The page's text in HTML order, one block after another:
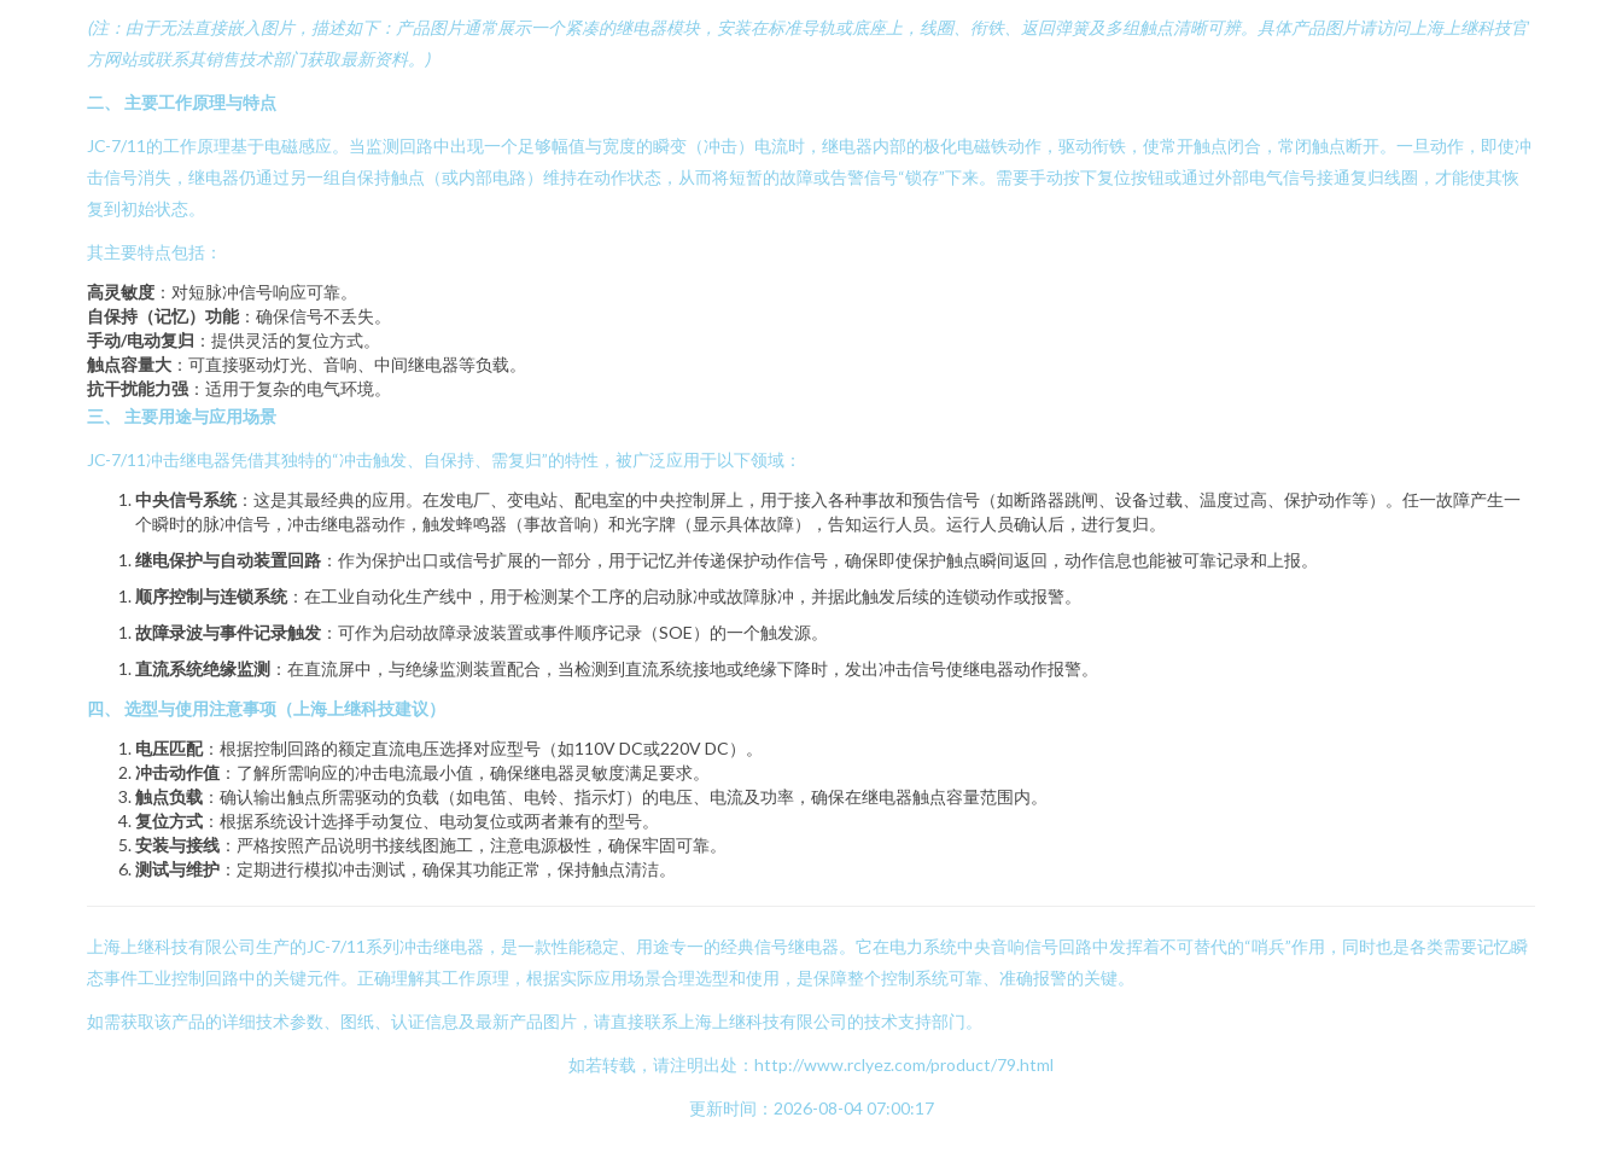
(注：由于无法直接嵌入图片，描述如下：产品图片通常展示一个紧凑的继电器模块，安装在标准导轨或底座上，线圈、衔铁、返回弹簧及多组触点清晰可辨。具体产品图片请访问上海上继科技官
方网站或联系其销售技术部门获取最新资料。)
二、 主要工作原理与特点
JC-7/11的工作原理基于电磁感应。当监测回路中出现一个足够幅值与宽度的瞬变（冲击）电流时，继电器内部的极化电磁铁动作，驱动衔铁，使常开触点闭合，常闭触点断开。一旦动作，即使冲
击信号消失，继电器仍通过另一组自保持触点（或内部电路）维持在动作状态，从而将短暂的故障或告警信号“锁存”下来。需要手动按下复位按钮或通过外部电气信号接通复归线圈，才能使其恢
复到初始状态。
其主要特点包括：
高灵敏度 ：对短脉冲信号响应可靠。
自保持（记忆）功能：确保信号不丢失。
手动/电动复归 ：提供灵活的复位方式。
触点容量大 ：可直接驱动灯光、音响、中间继电器等负载。
抗干扰能力强 ：适用于复杂的电气环境。
三、 主要用途与应用场景
JC-7/11冲击继电器凭借其独特的“冲击触发、自保持、需复归”的特性，被广泛应用于以下领域：
中央信号系统：这是其最经典的应用。在发电厂、变电站、配电室的中央控制屏上，用于接入各种事故和预告信号（如断路器跳闸、设备过载、温度过高、保护动作等）。任一故障产生一
个瞬时的脉冲信号，冲击继电器动作，触发蜂鸣器（事故音响）和光字牌（显示具体故障），告知运行人员。运行人员确认后，进行复归。
继电保护与自动装置回路 ：作为保护出口或信号扩展的一部分，用于记忆并传递保护动作信号，确保即使保护触点瞬间返回，动作信息也能被可靠记录和上报。
顺序控制与连锁系统：在工业自动化生产线中，用于检测某个工序的启动脉冲或故障脉冲，并据此触发后续的连锁动作或报警。
故障录波与事件记录触发 ：可作为启动故障录波装置或事件顺序记录（SOE）的一个触发源。
直流系统绝缘监测 ：在直流屏中，与绝缘监测装置配合，当检测到直流系统接地或绝缘下降时，发出冲击信号使继电器动作报警。
四、 选型与使用注意事项（上海上继科技建议）
电压匹配：根据控制回路的额定直流电压选择对应型号（如110V DC或220V DC）。
冲击动作值 ：了解所需响应的冲击电流最小值，确保继电器灵敏度满足要求。
触点负载 ：确认输出触点所需驱动的负载（如电笛、电铃、指示灯）的电压、电流及功率，确保在继电器触点容量范围内。
复位方式 ：根据系统设计选择手动复位、电动复位或两者兼有的型号。
安装与接线 ：严格按照产品说明书接线图施工，注意电源极性，确保牢固可靠。
测试与维护 ：定期进行模拟冲击测试，确保其功能正常，保持触点清洁。
上海上继科技有限公司生产的JC-7/11系列冲击继电器，是一款性能稳定、用途专一的经典信号继电器。它在电力系统中央音响信号回路中发挥着不可替代的“哨兵”作用，同时也是各类需要记忆瞬
态事件工业控制回路中的关键元件。正确理解其工作原理，根据实际应用场景合理选型和使用，是保障整个控制系统可靠、准确报警的关键。
如需获取该产品的详细技术参数、图纸、认证信息及最新产品图片，请直接联系上海上继科技有限公司的技术支持部门。
如若转载，请注明出处：http://www.rclyez.com/product/79.html
更新时间：2026-08-04 07:00:17